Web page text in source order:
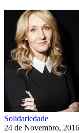
Solidariedade
24 de Novembro, 2016